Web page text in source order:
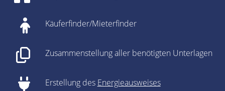
Käuferfinder/Mieterfinder
Zusammenstellung aller benötigten Unterlagen
Erstellung des Energieausweises